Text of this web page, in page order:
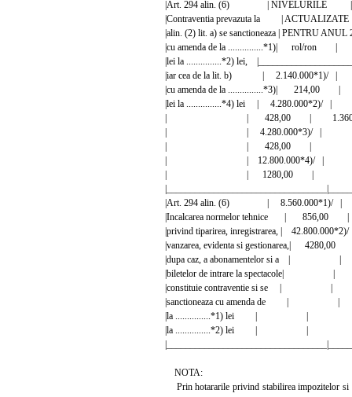
|Art. 294 alin. (6) | NIVELURILE
|Contraventia prevazuta la |
|alin. (2) lit. a) se sanctioneaza | PENTRU
|cu amenda de la ...............*1)|
|lei la ...............*2) lei,
|iar cea de la lit. b) | 2.140.000*1)/
|cu amenda de la ...............*3)|
|lei la ...............*4) lei | 4.280.000*2)/
| | 428,00 |
| | 4.280.000*3)/
| | 428,00 |
| | 12.800.000*4)/
| | 1280,00 |
|Art. 294 alin. (6) |
|Incalcarea normelor tehnice |
|privind tiparirea, inregistrarea, |
|vanzarea, evidenta si gestionarea,|
|dupa caz, a abonamentelor
|biletelor de intrare la
|constituie contraventie si
|sanctioneaza cu amenda
|la ...............*1) lei | |
|la ...............*2) lei | |
NOTA:
Prin hotararile privind stabilirea impozitelor si